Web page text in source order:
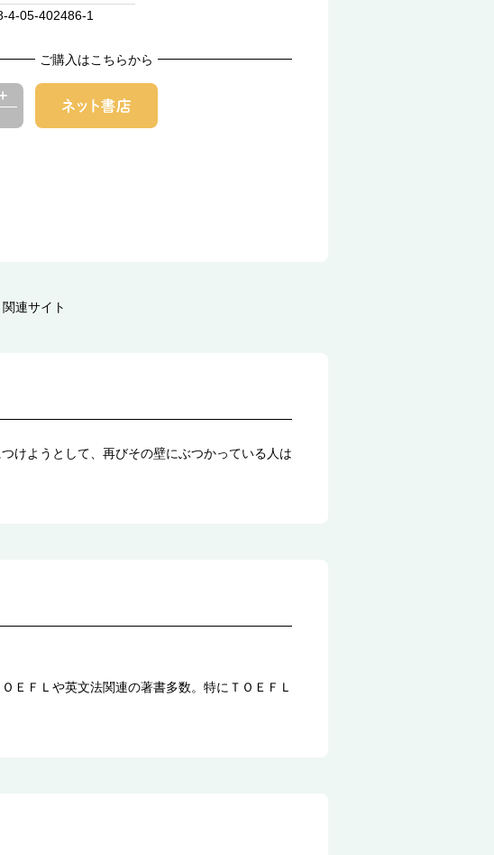
4-05-402486-1
ご購入はこちらから
関連サイト
けようとして、再びその壁にぶつかっている人は
ＥＦＬや英文法関連の著書多数。特にＴＯＥＦＬ